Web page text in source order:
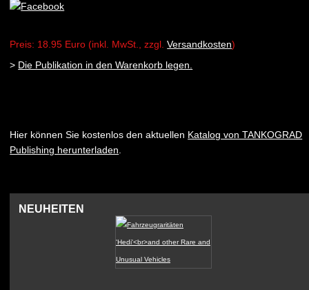
Preis: 18.95 Euro (inkl. MwSt., zzgl.Versandkosten)
> Die Publikation in den Warenkorb legen.
Hier können Sie kostenlos den aktuellen Katalog von TANKOGRAD
Publishing herunterladen
NEUHEITEN